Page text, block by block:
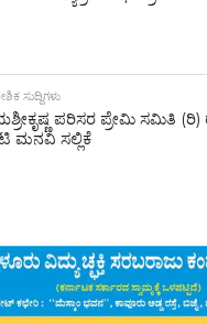
ಸುದ್ದಿಗಳು
ಪರಿಸರ ಪ್ರೇಮಿ ಸಮಿತಿ (ರಿ)
ಮನವಿ ಸಲ್ಲಿಕೆ